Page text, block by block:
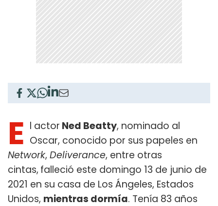
E l actor Ned Beatty, nominado al
Oscar, conocido por sus papeles en
Network, Deliverance, entre otras
cintas, falleció este domingo 13 de junio de
2021 en su casa de Los Ángeles, Estados
Unidos, mientras dormía. Tenía 83 años